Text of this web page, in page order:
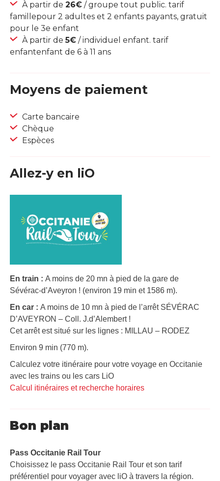
À partir de 26€ / groupe tout public. tarif
famillepour 2 adultes et 2 enfants payants, gratuit
pour le 3e enfant
À partir de5€ / individuel enfant. tarif
enfantenfant de 6 à 11 ans
Moyens de paiement
Carte bancaire
Chèque
Espèces
Allez-y en liO
En train : A moins de 20 mn à pied de la gare de
Sévérac-d’Aveyron ! (environ 19 min et 1586 m).
En car : A moins de 10 mn à pied de l’arrêt SÉVÉRAC
D’AVEYRON – Coll. J.d’Alembert !
Cet arrêt est situé sur les lignes : MILLAU – RODEZ
Environ 9 min (770 m).
Calculez votre itinéraire pour votre voyage en Occitanie
avec les trains ou les cars LiO
Calcul itinéraires et recherche horaires
Bon plan
Pass Occitanie Rail Tour​
Choisissez le pass Occitanie Rail Tour et son tarif
préférentiel pour voyager avec liO à travers la région.